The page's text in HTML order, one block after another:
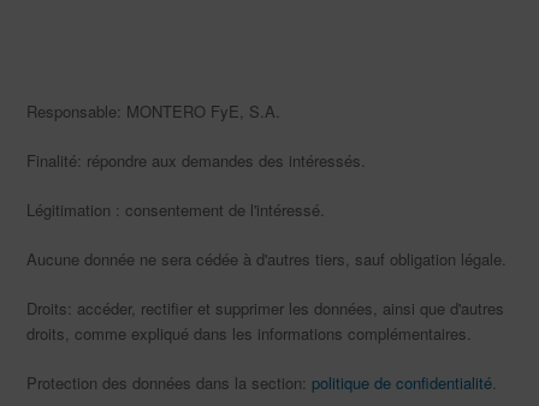
Responsable: MONTERO FyE, S.A.
Finalité: répondre aux demandes des intéressés.
Légitimation : consentement de l'intéressé.
Aucune donnée ne sera cédée à d'autres tiers, sauf obligation légale.
Droits: accéder, rectifier et supprimer les données, ainsi que d'autres
droits, comme expliqué dans les informations complémentaires.
Protection des données dans la section: politique de confidentialité.